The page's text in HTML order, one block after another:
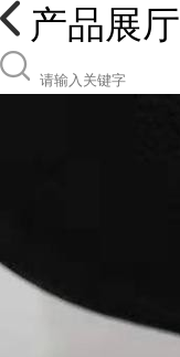
产品展厅